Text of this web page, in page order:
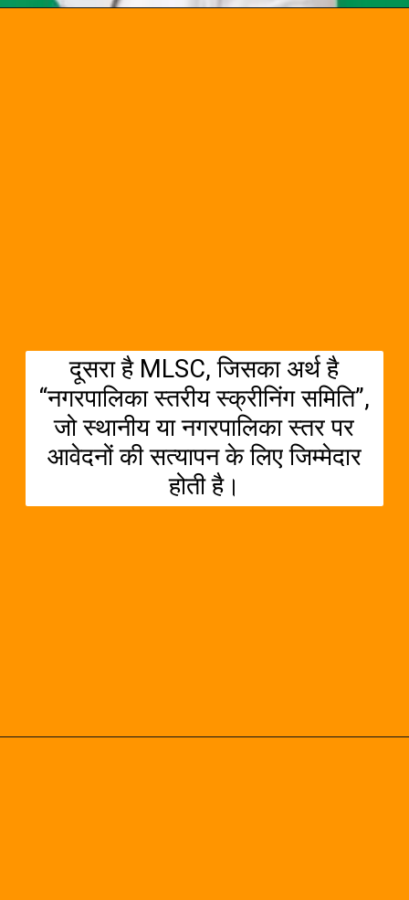
दूसरा है MLSC, जिसका अर्थ है
“नगरपालिका स्तरीय स्क्रीनिंग समिति”,
जो स्थानीय या नगरपालिका स्तर पर
आवेदनों की सत्यापन के लिए जिम्मेदार
होती है।